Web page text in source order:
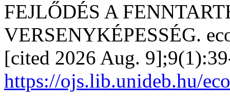
FEJLŐDÉS A
VERSENYKÉPESSÉG.
[cited 2026 Aug.
https://ojs.lib.unideb.hu/